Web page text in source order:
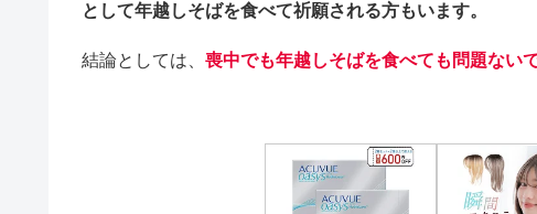
として年越しそばを食べて祈願される方もいます。
結論としては、 喪中でも年越しそばを食べても問題ないで